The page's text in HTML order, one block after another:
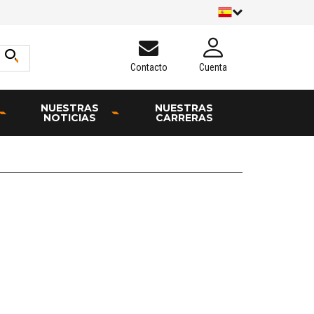
Contacto Cuenta
NUESTRAS
NOTICIAS
NUESTRAS
CARRERAS